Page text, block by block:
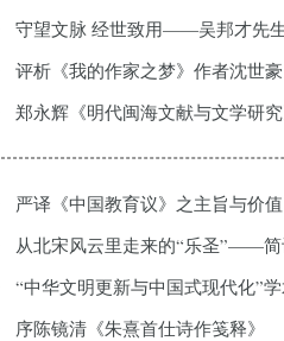
守望文脉 经世致用——吴邦才先
评析《我的作家之梦》作者沈世豪
郑永辉《明代闽海文献与文学研
严译《中国教育议》之主旨与价值
从北宋风云里走来的“乐圣”——
“中华文明更新与中国式现代化”
序陈镜清《朱熹首仕诗作笺释》